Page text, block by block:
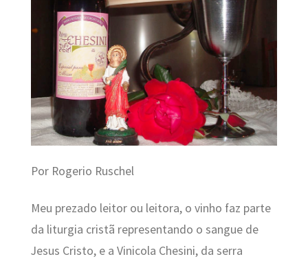
Por Rogerio Ruschel
Meu prezado leitor ou leitora, o vinho faz parte
da liturgia cristã representando o sangue de
Jesus Cristo, e a Vinicola Chesini, da serra